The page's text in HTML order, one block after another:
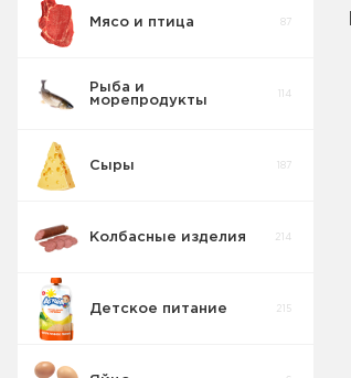
Печенье
Мясо и птица 87
Рыба и
морепродукты
114
Сыры 187
Колбасные изделия 214
Детское питание 215